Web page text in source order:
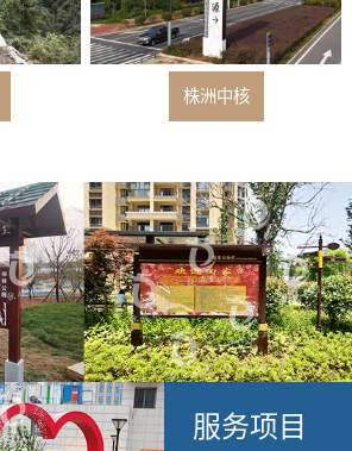
株洲中核
服务项目